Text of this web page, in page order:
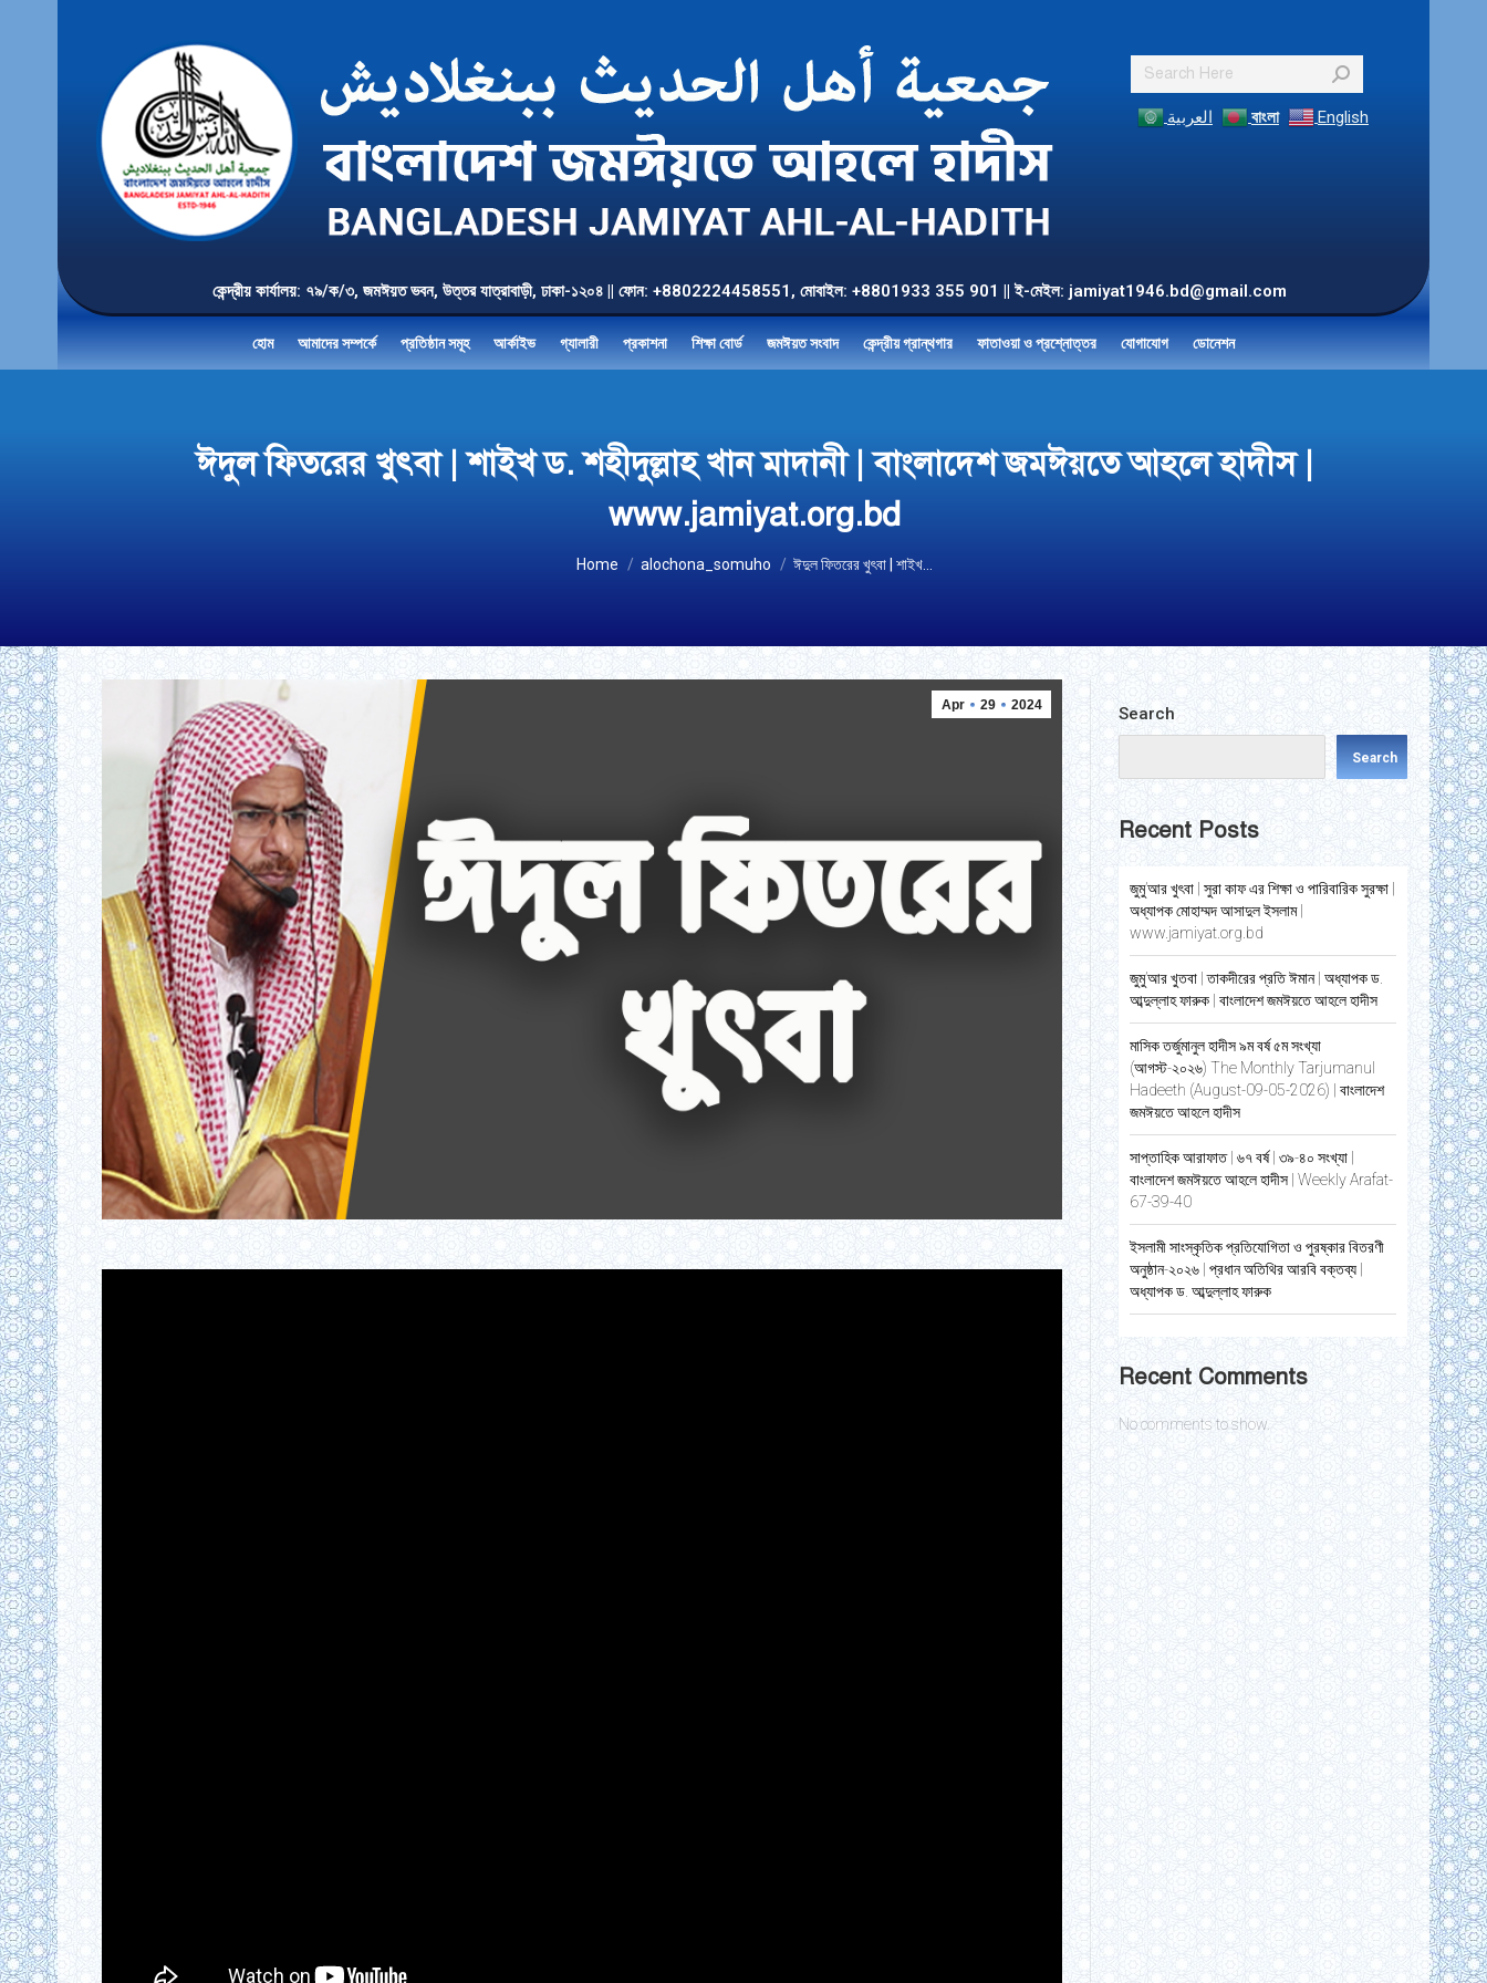
Search:
العربية বাংলা English
কেন্দ্রীয় কার্যালয়: ৭৯/ক/৩, জমঈয়ত ভবন, উত্তর যাত্রাবাড়ী, ঢাকা-১২০৪ || ফোন: +8802224458551, মোবাইল: +8801933 355 901 || ই-মেইল: jamiyat1946.bd@gmail.com
হোম আমাদের সম্পর্কে প্রতিষ্ঠান সমূহ আর্কাইভ গ্যালারী প্রকাশনা শিক্ষা বোর্ড জমঈয়ত সংবাদ কেন্দ্রীয় গ্রান্থগার ফাতাওয়া ও প্রশ্নোত্তর যোগাযোগ ডোনেশন
ঈদুল ফিতরের খুৎবা | শাইখ ড. শহীদুল্লাহ খান মাদানী | বাংলাদেশ জমঈয়তে আহলে হাদীস |
www.jamiyat.org.bd
You are here:
Home alochona_somuho ঈদুল ফিতরের খুৎবা | শাইখ…
Apr 29 2024 Search
Search
Recent Posts
জুমু’আর খুৎবা | সুরা কাফ এর শিক্ষা ও পারিবারিক সুরক্ষা |
অধ্যাপক মোহাম্মদ আসাদুল ইসলাম |
www.jamiyat.org.bd
জুমু’আর খুতবা | তাকদীরের প্রতি ঈমান | অধ্যাপক ড.
আব্দুল্লাহ ফারুক | বাংলাদেশ জমঈয়তে আহলে হাদীস
মাসিক তর্জুমানুল হাদীস ৯ম বর্ষ ৫ম সংখ্যা
(আগস্ট-২০২৬) The Monthly Tarjumanul
Hadeeth (August-09-05-2026) | বাংলাদেশ
জমঈয়তে আহলে হাদীস
সাপ্তাহিক আরাফাত | ৬৭ বর্ষ | ৩৯-৪০ সংখ্যা |
বাংলাদেশ জমঈয়তে আহলে হাদীস | Weekly Arafat-
67-39-40
ইসলামী সাংস্কৃতিক প্রতিযোগিতা ও পুরষ্কার বিতরণী
অনুষ্ঠান-২০২৬ | প্রধান অতিথির আরবি বক্তব্য |
অধ্যাপক ড. আব্দুল্লাহ ফারুক
Recent Comments
No comments to show.